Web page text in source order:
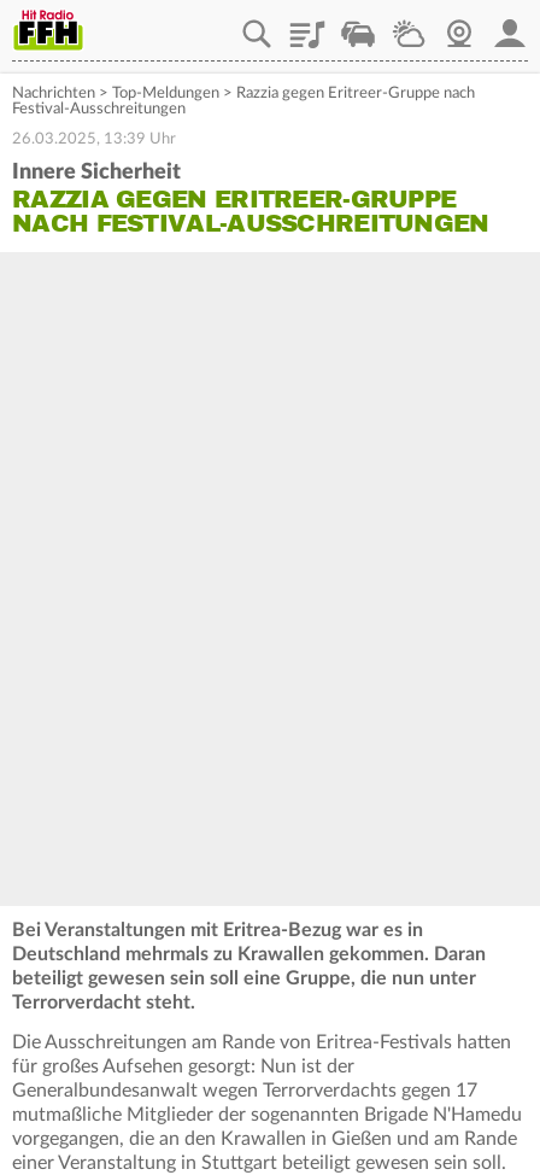
PlaylistStaupilotWetterWebcam
Nachrichten > Top-Meldungen > Razzia gegen Eritreer-Gruppe nach
Festival-Ausschreitungen
26.03.2025, 13:39 Uhr
Innere Sicherheit
RAZZIA GEGEN ERITREER-GRUPPE
NACH FESTIVAL-AUSSCHREITUNGEN
Bei Veranstaltungen mit Eritrea-Bezug war es in
Deutschland mehrmals zu Krawallen gekommen. Daran
beteiligt gewesen sein soll eine Gruppe, die nun unter
Terrorverdacht steht.
Die Ausschreitungen am Rande von Eritrea-Festivals hatten
für großes Aufsehen gesorgt: Nun ist der
Generalbundesanwalt wegen Terrorverdachts gegen 17
mutmaßliche Mitglieder der sogenannten Brigade N'Hamedu
vorgegangen, die an den Krawallen in Gießen und am Rande
einer Veranstaltung in Stuttgart beteiligt gewesen sein soll.